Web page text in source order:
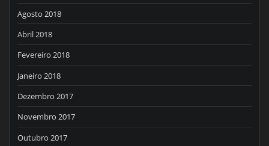
Agosto 2018
Abril 2018
Fevereiro 2018
Janeiro 2018
Dezembro 2017
Novembro 2017
Outubro 2017